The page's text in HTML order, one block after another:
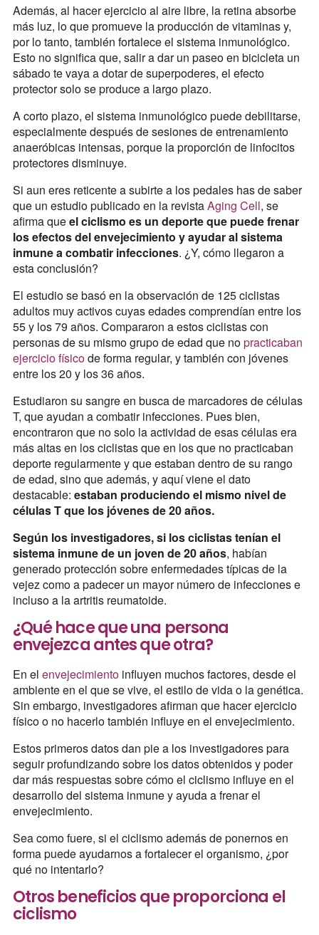
Además, al hacer ejercicio al aire libre, la retina absorbe
más luz, lo que promueve la producción de vitaminas y,
por lo tanto, también fortalece el sistema inmunológico.
Esto no significa que, salir a dar un paseo en bicicleta un
sábado te vaya a dotar de superpoderes, el efecto
protector solo se produce a largo plazo.
A corto plazo, el sistema inmunológico puede debilitarse,
especialmente después de sesiones de entrenamiento
anaeróbicas intensas, porque la proporción de linfocitos
protectores disminuye.
Si aun eres reticente a subirte a los pedales has de saber
que un estudio publicado en la revistaAging Cell, se
afirma queel ciclismo es un deporte que puede frenar
los efectos del envejecimiento y ayudar al sistema
inmune a combatir infecciones. ¿Y, cómo llegaron a
esta conclusión?
El estudio se basó en la observación de 125 ciclistas
adultos muy activos cuyas edades comprendían entre los
55 y los 79 años. Compararon a estos ciclistas con
personas de su mismo grupo de edad que nopracticaban
ejercicio físicode forma regular, y también con jóvenes
entre los 20 y los 36 años.
Estudiaron su sangre en busca de marcadores de células
T, que ayudan a combatir infecciones. Pues bien,
encontraron que no solo la actividad de esas células era
más altas en los ciclistas que en los que no practicaban
deporte regularmente y que estaban dentro de su rango
de edad, sino que además, y aquí viene el dato
destacable: estaban produciendo el mismo nivel de
células T que los jóvenes de 20 años.
Según los investigadores, si los ciclistas tenían el
sistema inmune de un joven de 20 años, habían
generado protección sobre enfermedades típicas de la
vejez como a padecer un mayor número de infecciones e
incluso a la artritis reumatoide.
¿Qué hace que una persona
envejezca antes que otra?
En el envejecimiento influyen muchos factores, desde el
ambiente en el que se vive, el estilo de vida o la genética.
Sin embargo, investigadores afirman que hacer ejercicio
físico o no hacerlo también influye en el envejecimiento.
Estos primeros datos dan pie a los investigadores para
seguir profundizando sobre los datos obtenidos y poder
dar más respuestas sobre cómo el ciclismo influye en el
desarrollo del sistema inmune y ayuda a frenar el
envejecimiento.
Sea como fuere, si el ciclismo además de ponernos en
forma puede ayudarnos a fortalecer el organismo, ¿por
qué no intentarlo?
Otros beneficios que proporciona el
ciclismo